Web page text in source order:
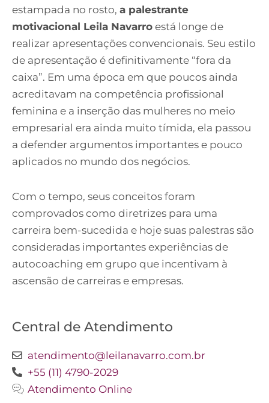
estampada no rosto, a palestrante
motivacional Leila Navarro está longe de
realizar apresentações convencionais. Seu estilo
de apresentação é definitivamente “fora da
caixa”. Em uma época em que poucos ainda
acreditavam na competência profissional
feminina e a inserção das mulheres no meio
empresarial era ainda muito tímida, ela passou
a defender argumentos importantes e pouco
aplicados no mundo dos negócios.
Com o tempo, seus conceitos foram
comprovados como diretrizes para uma
carreira bem-sucedida e hoje suas palestras são
consideradas importantes experiências de
autocoaching em grupo que incentivam à
ascensão de carreiras e empresas.
Central de Atendimento
atendimento@leilanavarro.com.br
+55 (11) 4790-2029
Atendimento Online